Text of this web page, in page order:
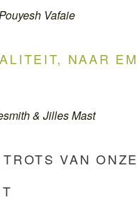
Vafaie
NAAR
& Jilles Mast
VAN ONZE